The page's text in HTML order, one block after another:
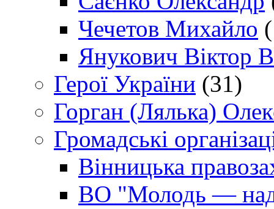
Чечетов Михайло
Янукович Віктор
Герої України (31)
Горган (Лялька)
Громадські
Вінницька
ВО "Молодь —